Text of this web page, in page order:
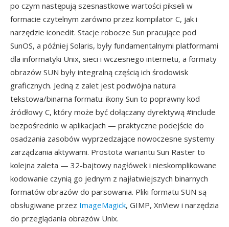
po czym następują szesnastkowe wartości pikseli w
formacie czytelnym zarówno przez kompilator C, jak i
narzędzie iconedit. Stacje robocze Sun pracujące pod
SunOS, a później Solaris, były fundamentalnymi platformami
dla informatyki Unix, sieci i wczesnego internetu, a formaty
obrazów SUN były integralną częścią ich środowisk
graficznych. Jedną z zalet jest podwójna natura
tekstowa/binarna formatu: ikony Sun to poprawny kod
źródłowy C, który może być dołączany dyrektywą #include
bezpośrednio w aplikacjach — praktyczne podejście do
osadzania zasobów wyprzedzające nowoczesne systemy
zarządzania aktywami. Prostota wariantu Sun Raster to
kolejna zaleta — 32-bajtowy nagłówek i nieskomplikowane
kodowanie czynią go jednym z najłatwiejszych binarnych
formatów obrazów do parsowania. Pliki formatu SUN są
obsługiwane przez ImageMagick, GIMP, XnView i narzędzia
do przeglądania obrazów Unix.